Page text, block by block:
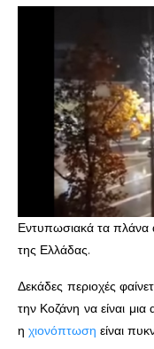
Εντυπωσιακά τα πλάνα
της Ελλάδας.
Δεκάδες περιοχές
την Κοζάνη να είναι
η χιονόπτωση είναι